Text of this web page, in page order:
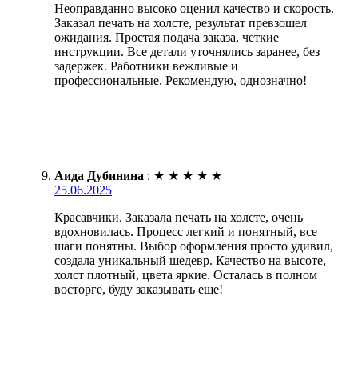
Неоправданно высоко оценил качество и скорость.
Заказал печать на холсте, результат превзошел
ожидания. Простая подача заказа, четкие
инструкции. Все детали уточнялись заранее, без
задержек. Работники вежливые и
профессиональные. Рекомендую, однозначно!
Аида Дубинина : ★ ★ ★ ★ ★
25.06.2025
Красавчики. Заказала печать на холсте, очень
вдохновилась. Процесс легкий и понятный, все
шаги понятны. Выбор оформления просто удивил,
создала уникальный шедевр. Качество на высоте,
холст плотный, цвета яркие. Осталась в полном
восторге, буду заказывать еще!